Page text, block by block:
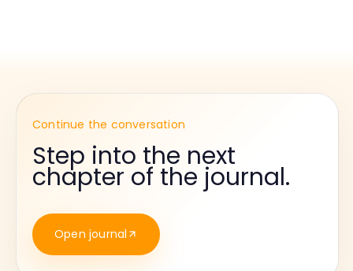
Continue the conversation
Step into the next
chapter of the journal.
Open journal